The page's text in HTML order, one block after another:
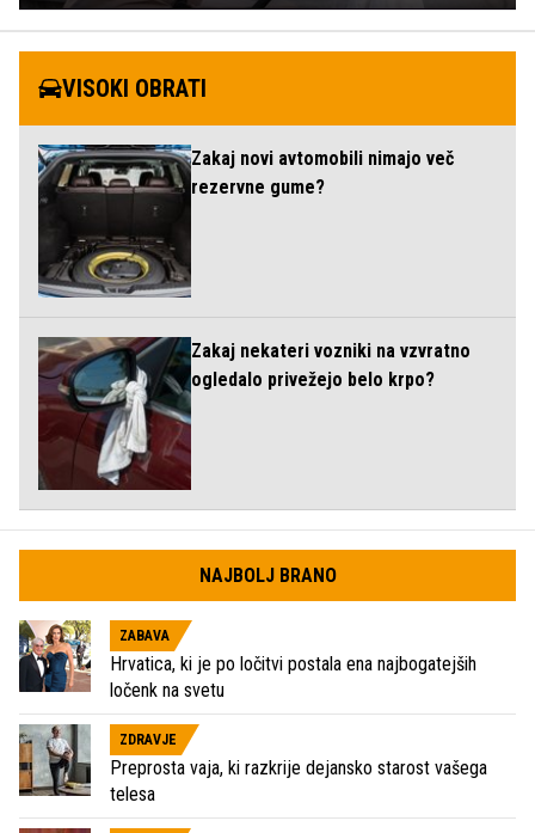
VISOKI OBRATI
Zakaj novi avtomobili nimajo več
rezervne gume?
Zakaj nekateri vozniki na vzvratno
ogledalo privežejo belo krpo?
NAJBOLJ BRANO
ZABAVA
Hrvatica, ki je po ločitvi postala ena najbogatejših
ločenk na svetu
ZDRAVJE
Preprosta vaja, ki razkrije dejansko starost vašega
telesa